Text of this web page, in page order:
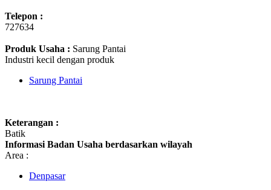
Telepon :
727634
Produk Usaha : Sarung Pantai
Industri kecil dengan produk
Sarung Pantai
Keterangan :
Batik
Informasi Badan Usaha berdasarkan wilayah
Area :
Denpasar